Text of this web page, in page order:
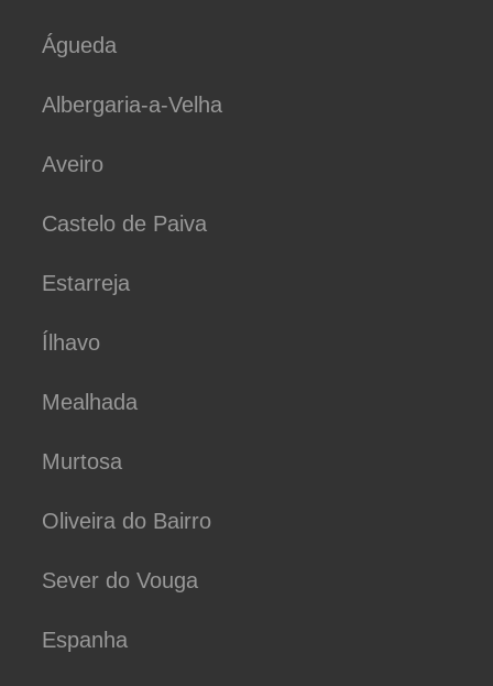
Águeda
Albergaria-a-Velha
Aveiro
Castelo de Paiva
Estarreja
Ílhavo
Mealhada
Murtosa
Oliveira do Bairro
Sever do Vouga
Espanha